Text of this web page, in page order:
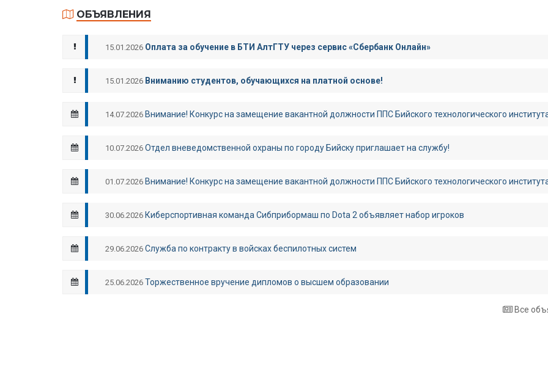
ОБЪЯВЛЕНИЯ
15.01.2026 Оплата за обучение в БТИ АлтГТУ через сервис «Сбербанк Онлайн»
15.01.2026 Вниманию студентов, обучающихся на платной основе!
14.07.2026 Внимание! Конкурс на замещение вакантной должности ППС Бийского технологического
10.07.2026 Отдел вневедомственной охраны по городу Бийску приглашает на службу!
01.07.2026 Внимание! Конкурс на замещение вакантной должности ППС Бийского технологического
30.06.2026 Киберспортивная команда Сибприбормаш по Dota 2 объявляет набор игроков
29.06.2026 Служба по контракту в войсках беспилотных систем
25.06.2026 Торжественное вручение дипломов о высшем образовании
Все